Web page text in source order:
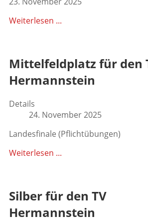
Weiterlesen ...
Mittelfeldplatz für den
Hermannstein
Details
24. November 2025
Landesfinale (Pflichtübungen)
Weiterlesen ...
Silber für den TV
Hermannstein